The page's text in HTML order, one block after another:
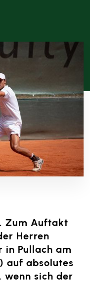
Zum Auftakt
Herren
in Pullach am
auf absolutes
wenn sich der